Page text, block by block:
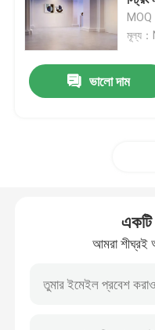
নিয়ন নমনীয় স্ট্রিপ লাইট
সিলিকন নিয়ন স্ট্রিপ লাইট
স্কাইলাইন লিনিয়ার লাইট
মন্ত্রিসভা LED স্ট্রিপ লাইট
মূল্য
ভালো দাম
একটি
আমরা শীঘ্রই